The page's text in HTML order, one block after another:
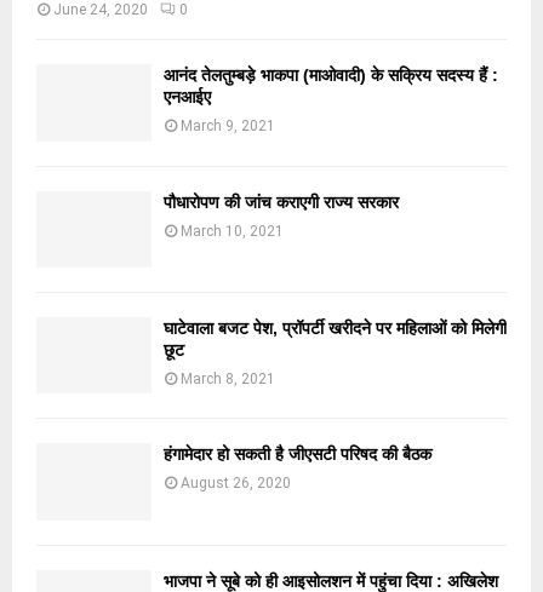
June 24, 2020 0
आनंद तेलतुम्बड़े भाकपा (माओवादी) के सक्रिय सदस्य हैं :
एनआईए
March 9, 2021
पौधारोपण की जांच कराएगी राज्य सरकार
March 10, 2021
घाटेवाला बजट पेश, प्रॉपर्टी खरीदने पर महिलाओं को मिलेगी
छूट
March 8, 2021
हंगामेदार हो सकती है जीएसटी परिषद की बैठक
August 26, 2020
भाजपा ने सूबे को ही आइसोलशन में पहुंचा दिया : अखिलेश